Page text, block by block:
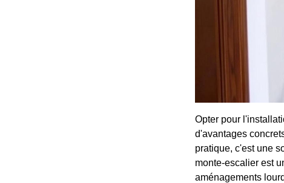
Opter pour
d'avantages
pratique, c'est une
monte-escalier est
aménagements